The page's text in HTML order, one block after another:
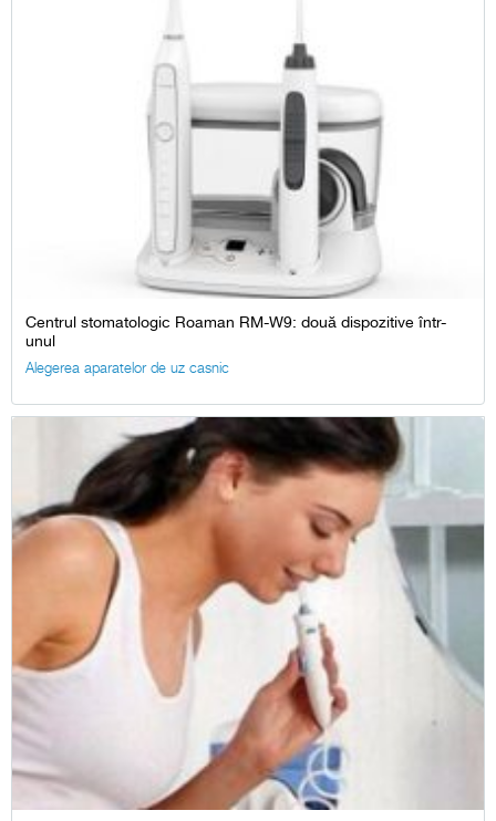
Centrul stomatologic Roaman RM-W9: două dispozitive într-
unul
Alegerea aparatelor de uz casnic